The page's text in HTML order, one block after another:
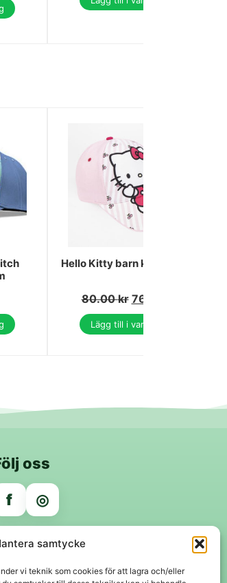
samtycke
vi teknik som cookies för att lagra och/eller
Hello Kitty barn keps 53 cm
80.00kr 76.00
Lägg till i varukorg
oss
f ◎
betalningar
VISA Mastercard Swish